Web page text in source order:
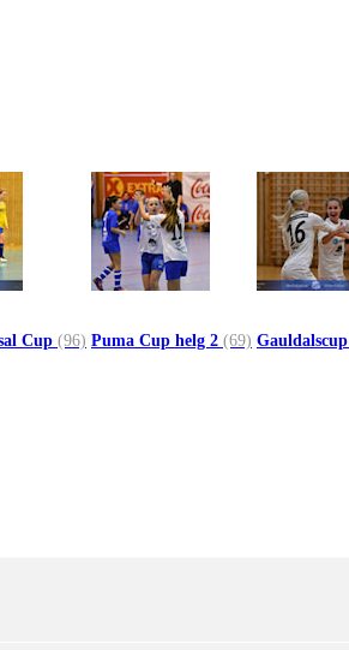
Cup (96) Puma Cup helg 2 (69) Gauldalscup